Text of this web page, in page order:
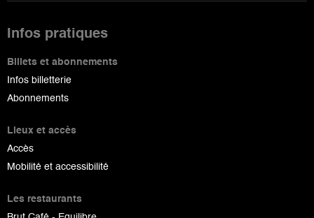
Infos pratiques
Billets et abonnements
Infos billetterie
Abonnements
Lieux et accès
Accès
Mobilité et accessibilité
Les restaurants